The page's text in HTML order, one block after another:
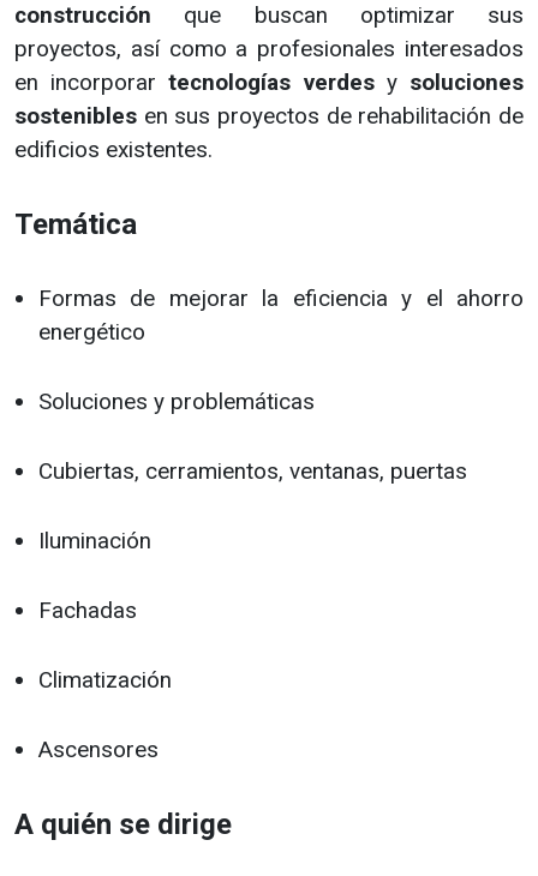
construcción que buscan optimizar sus
proyectos, así como a profesionales interesados
en incorporartecnologías verdesy soluciones
sostenibles en sus proyectos de rehabilitación de
edificios existentes.
Temática
Formas de mejorar la eficiencia y el ahorro
energético
Soluciones y problemáticas
Cubiertas, cerramientos, ventanas, puertas
Iluminación
Fachadas
Climatización
Ascensores
A quién se dirige